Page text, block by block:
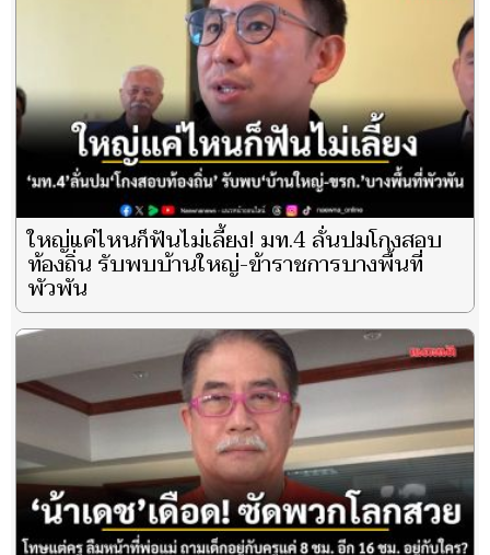
ใหญ่แค่ไหนก็ฟันไม่เลี้ยง! มท.4 ลั่นปมโกงสอบ
ท้องถิ่น รับพบบ้านใหญ่-ข้าราชการบางพื้นที่
พัวพัน